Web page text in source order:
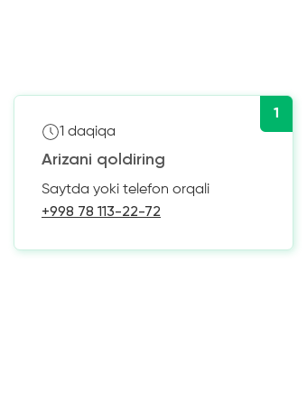
1
1 daqiqa
Arizani qoldiring
Saytda yoki telefon orqali
+998 78 113-22-72